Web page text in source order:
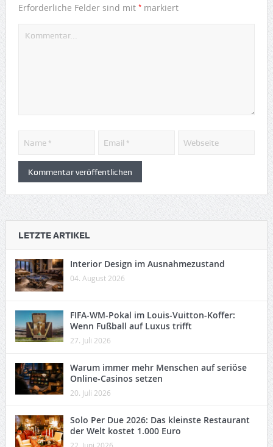
Erforderliche Felder sind mit *markiert
LETZTE ARTIKEL
Interior Design im Ausnahmezustand
04. August 2026
FIFA-WM-Pokal im Louis-Vuitton-Koffer:
Wenn Fußball auf Luxus trifft
27. Juli 2026
Warum immer mehr Menschen auf seriöse
Online-Casinos setzen
20. Juli 2026
Solo Per Due 2026: Das kleinste Restaurant
der Welt kostet 1.000 Euro
22. Juni 2026